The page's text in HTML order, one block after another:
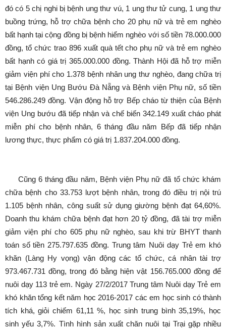
đó có 5 chị nghi bị bệnh ung thư vú, 1 ung thư tử cung, 1 ung thư
buồng trứng, hỗ trợ chữa bệnh cho 20 phụ nữ và trẻ em nghèo
bất hạnh tại cộng đồng bị bệnh hiểm nghèo với số tiền 78.000.000
đồng, tổ chức trao 896 xuất quà tết cho phụ nữ và trẻ em nghèo
bất hạnh có giá trị 365.000.000 đồng. Thành Hội đã hỗ trợ miễn
giảm viện phí cho 1.378 bệnh nhân ung thư nghèo, đang chữa trị
tại Bệnh viện Ung Bướu Đà Nẵng và Bệnh viện Phụ nữ, số tiền
546.286.249 đồng. Vận động hỗ trợ Bếp cháo từ thiện của Bệnh
viện Ung bướu đã tiếp nhận và chế biến 342.149 xuất cháo phát
miễn phí cho bệnh nhân, 6 tháng đầu năm Bếp đã tiếp nhận
lương thực, thực phẩm có giá trị 1.837.204.000 đồng.
Cũng 6 tháng đầu năm, Bệnh viện Phụ nữ đã tổ chức khám
chữa bệnh cho 33.753 lượt bệnh nhân, trong đó điều trị nội trú
1.105 bệnh nhân, công suất sử dụng giường bệnh đạt 64,60%.
Doanh thu khám chữa bệnh đạt hơn 20 tỷ đồng, đã tài trợ miễn
giảm viện phí cho 605 phụ nữ nghèo, sau khi trừ BHYT thanh
toán số tiền 275.797.635 đồng. Trung tâm Nuôi dạy Trẻ em khó
khăn (Làng Hy vọng) vận động các tổ chức, cá nhân tài trợ
973.467.731 đồng, trong đó bằng hiện vật 156.765.000 đồng để
nuôi dạy 113 trẻ em. Ngày 27/2/2017 Trung tâm Nuôi dạy Trẻ em
khó khăn tổng kết năm học 2016-2017 các em học sinh có thành
tích khá, giỏi chiếm 61,11 %, học sinh trung bình 35,19%, học
sinh yếu 3,7%. Tình hình sản xuất chăn nuôi tại Trại gặp nhiều